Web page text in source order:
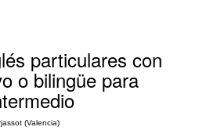
particulares con
o bilingüe para
(Valencia)